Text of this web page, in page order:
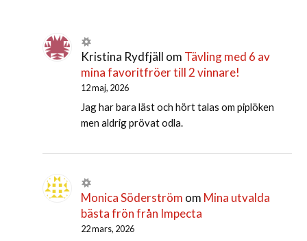
Kristina Rydfjäll om Tävling med 6 av
mina favoritfröer till 2 vinnare!
12 maj, 2026
Jag har bara läst och hört talas om piplöken
men aldrig prövat odla.
Monica Söderström om Mina utvalda
bästa frön från Impecta
22 mars, 2026